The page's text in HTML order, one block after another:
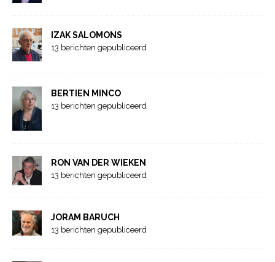
IZAK SALOMONS
13 berichten gepubliceerd
BERTIEN MINCO
13 berichten gepubliceerd
RON VAN DER WIEKEN
13 berichten gepubliceerd
JORAM BARUCH
13 berichten gepubliceerd